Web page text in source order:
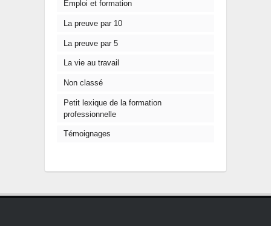
Emploi et formation
La preuve par 10
La preuve par 5
La vie au travail
Non classé
Petit lexique de la formation
professionnelle
Témoignages